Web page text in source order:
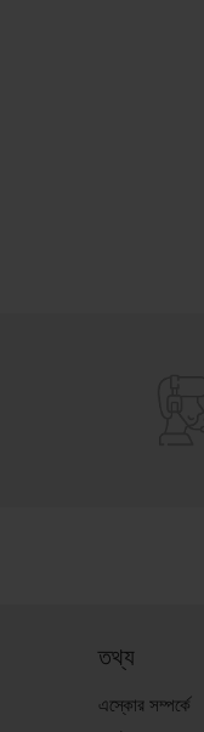
তথ্য
এস্কোর সম্পর্কে